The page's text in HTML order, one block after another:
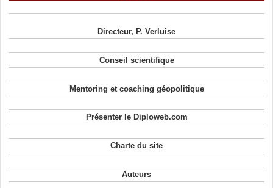
Directeur, P. Verluise
Conseil scientifique
Mentoring et coaching géopolitique
Présenter le Diploweb.com
Charte du site
Auteurs